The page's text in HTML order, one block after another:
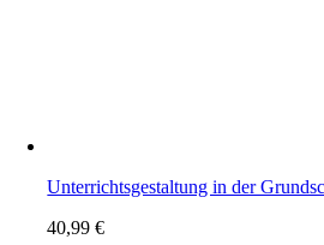
Unterrichtsgestaltung in der
40,99€